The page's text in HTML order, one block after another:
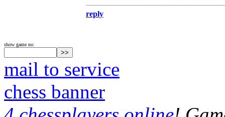
reply
show game no:
mail to service
chess banner